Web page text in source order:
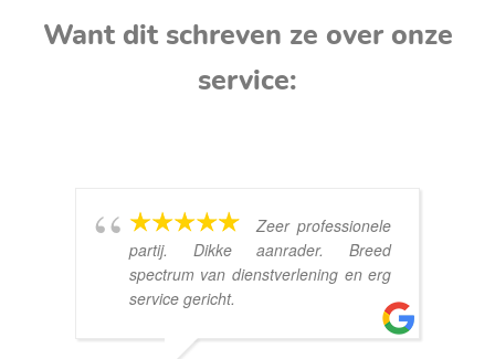
Want dit schreven ze over onze
service:
Zeer professionele
partij. Dikke aanrader. Breed
spectrum van dienstverlening en erg
service gericht.